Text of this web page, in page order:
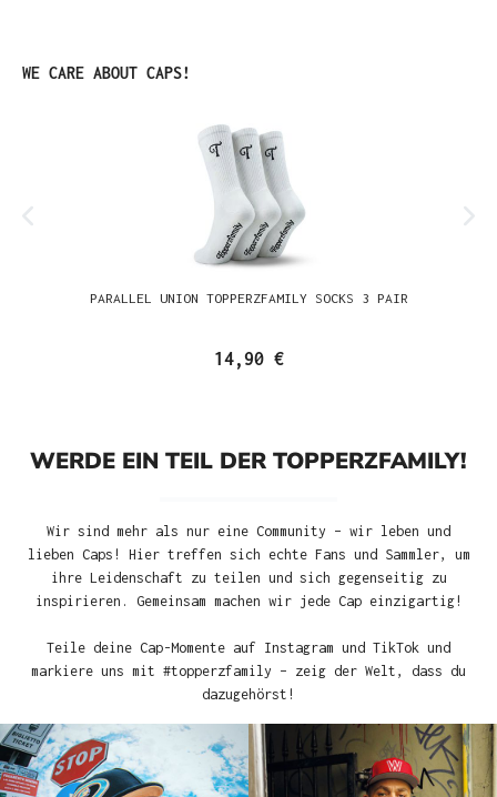
Produktgalerie überspringen
WE CARE ABOUT CAPS!
PARALLEL UNION TOPPERZFAMILY SOCKS 3 PAIR
14,90 €
WERDE EIN TEIL DER TOPPERZFAMILY!
Wir sind mehr als nur eine Community – wir leben und
lieben Caps! Hier treffen sich echte Fans und Sammler, um
ihre Leidenschaft zu teilen und sich gegenseitig zu
inspirieren. Gemeinsam machen wir jede Cap einzigartig!
Teile deine Cap-Momente auf Instagram und TikTok und
markiere uns mit #topperzfamily – zeig der Welt, dass du
dazugehörst!